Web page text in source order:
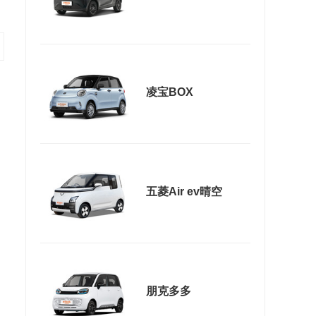
凌宝BOX
五菱Air ev晴空
朋克多多